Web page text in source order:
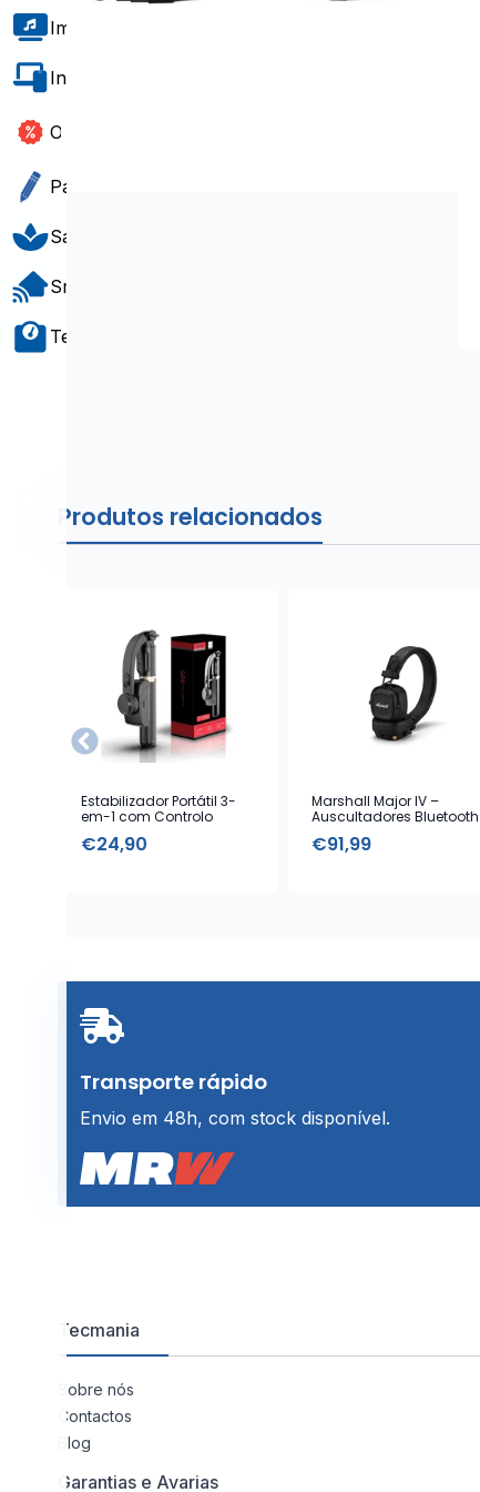
Produtos relacionados
Estabilizador Portátil 3-
em-1 com Controlo
€24,90
Marshall Major IV –
Auscultadores Bluetooth
€91,99
Transporte rápido
Envio em 48h, com stock disponível.
Tecmania
Sobre nós
Contactos
Blog
Garantias e Avarias